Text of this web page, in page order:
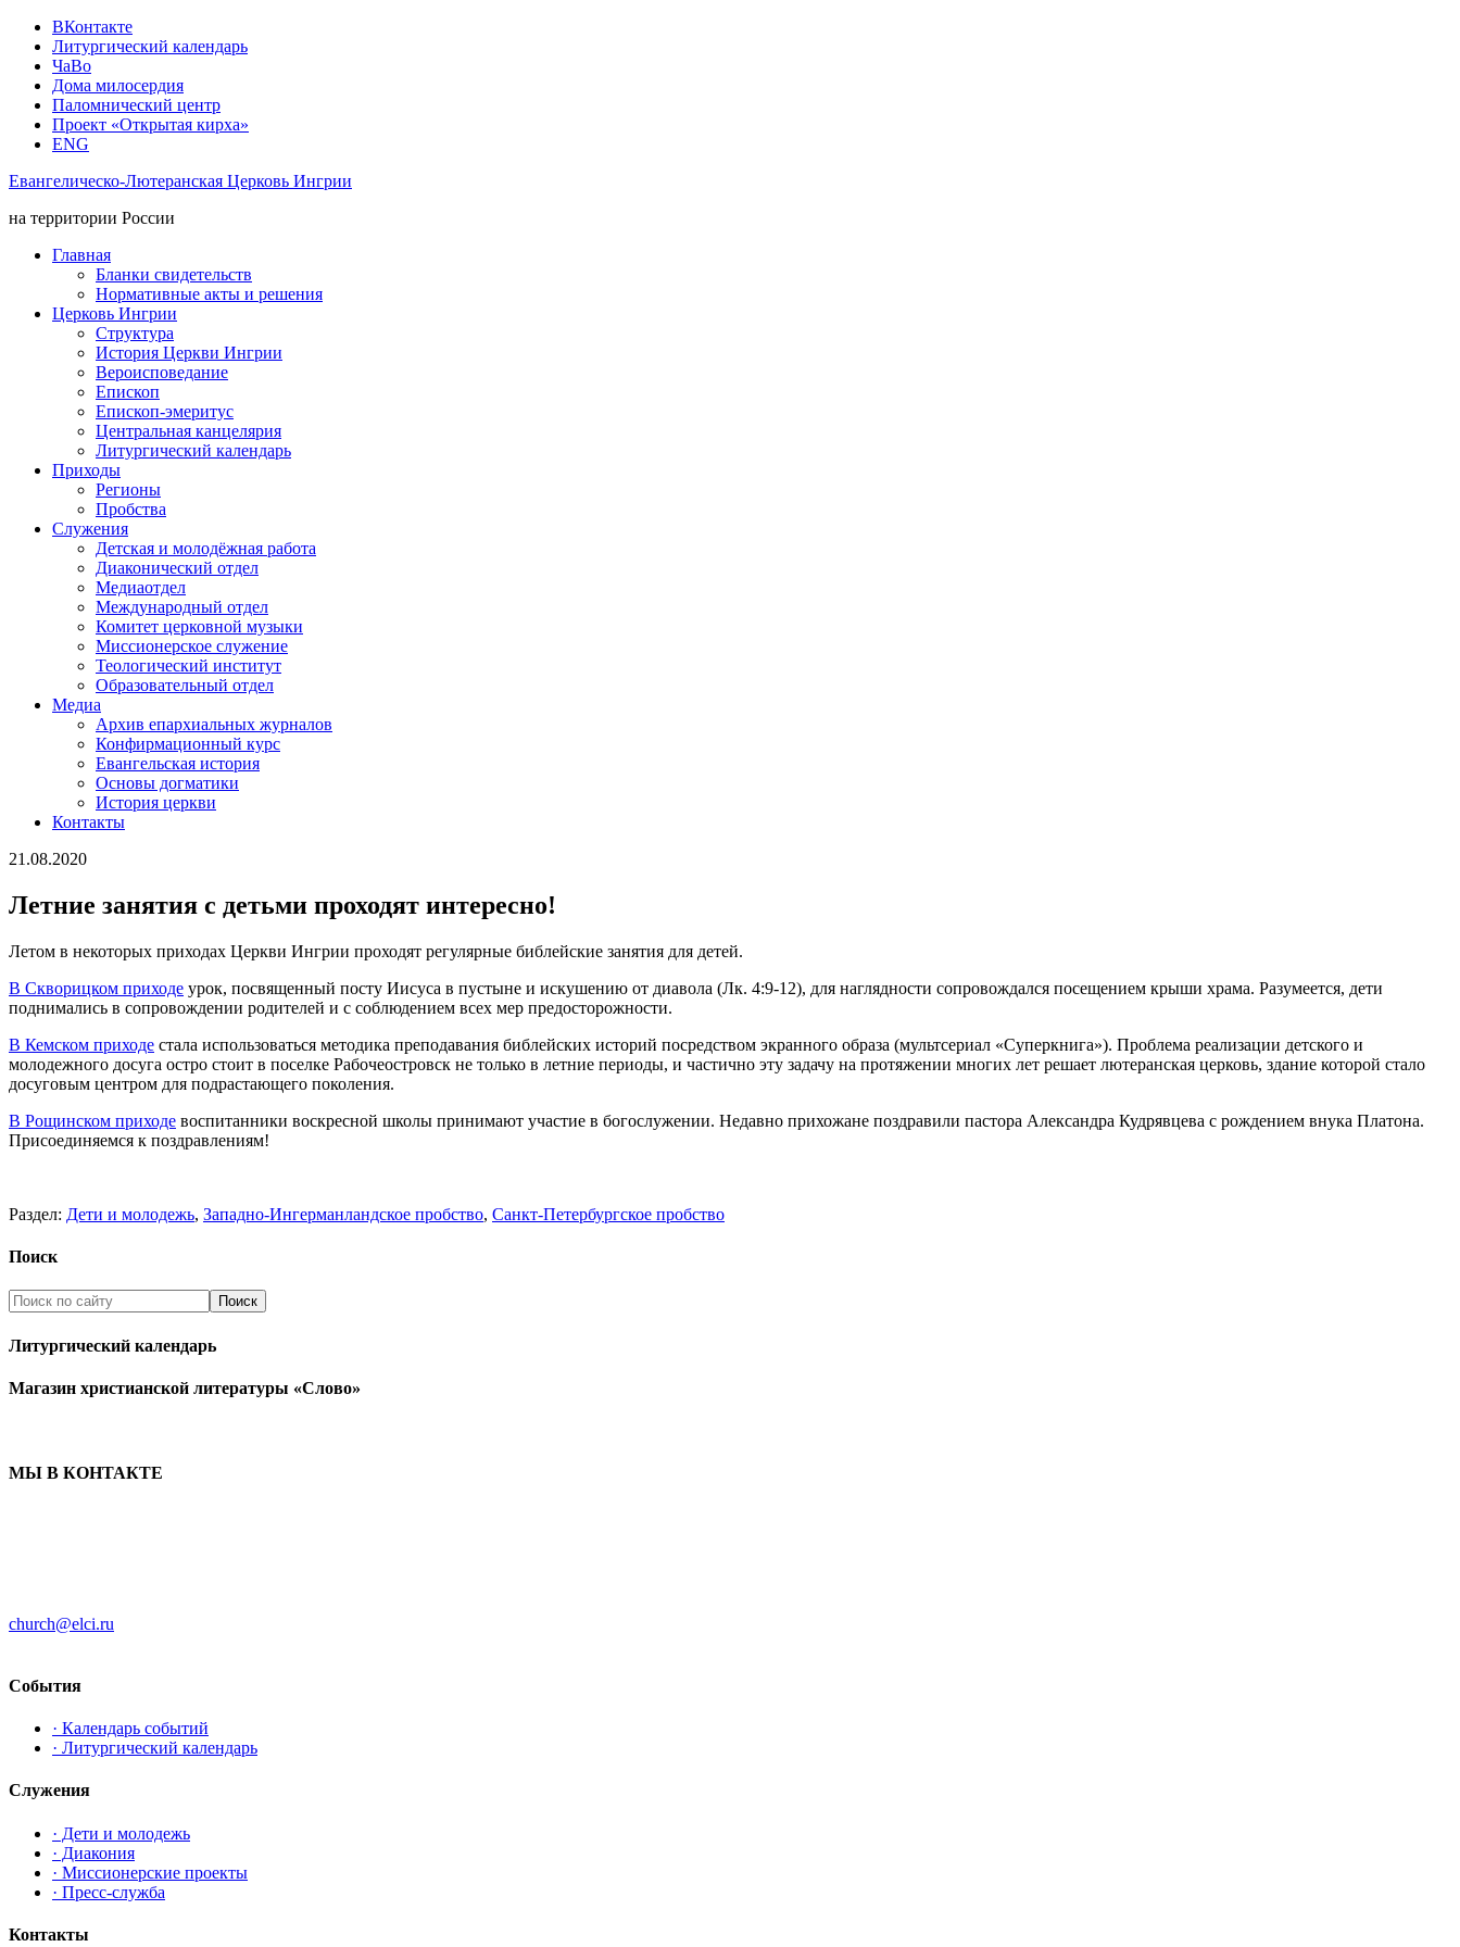
ВКонтакте
Литургический календарь
ЧаВо
Дома милосердия
Паломнический центр
Проект «Открытая кирха»
ENG
Евангелическо-Лютеранская Церковь Ингрии
на территории России
Главная
Бланки свидетельств
Нормативные акты и решения
Церковь Ингрии
Структура
История Церкви Ингрии
Вероисповедание
Епископ
Епископ-эмеритус
Центральная канцелярия
Литургический календарь
Приходы
Регионы
Пробства
Служения
Детская и молодёжная работа
Диаконический отдел
Медиаотдел
Международный отдел
Комитет церковной музыки
Миссионерское служение
Теологический институт
Образовательный отдел
Медиа
Архив епархиальных журналов
Конфирмационный курс
Евангельская история
Основы догматики
История церкви
Контакты
21.08.2020
Летние занятия с детьми проходят интересно!
Летом в некоторых приходах Церкви Ингрии проходят регулярные библейские занятия для детей.
В Скворицком приходе урок, посвященный посту Иисуса в пустыне и искушению от диавола (Лк. 4:9-12), для наглядности сопровождался посещением крыши храма. Разумеется, дети
поднимались в сопровождении родителей и с соблюдением всех мер предосторожности.
В Кемском приходе стала использоваться методика преподавания библейских историй посредством экранного образа (мультсериал «Суперкнига»). Проблема реализации детского и
молодежного досуга остро стоит в поселке Рабочеостровск не только в летние периоды, и частично эту задачу на протяжении многих лет решает лютеранская церковь, здание которой стало
досуговым центром для подрастающего поколения.
В Рощинском приходе воспитанники воскресной школы принимают участие в богослужении. Недавно прихожане поздравили пастора Александра Кудрявцева с рождением внука Платона.
Присоединяемся к поздравлениям!
Раздел: Дети и молодежь, Западно-Ингерманландское пробство, Санкт-Петербургское пробство
Поиск
Литургический календарь
Магазин христианской литературы «Слово»
МЫ В КОНТАКТЕ
church@elci.ru
События
· Календарь событий
· Литургический календарь
Служения
· Дети и молодежь
· Диакония
· Миссионерские проекты
· Пресс-служба
Контакты